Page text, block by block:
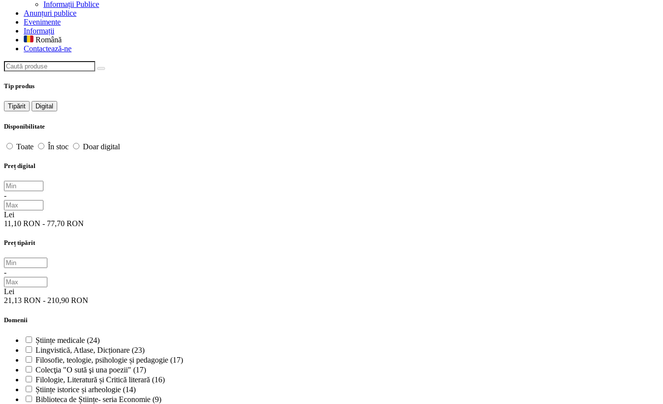
Informații Publice
Anunțuri publice
Evenimente
Informații
Română
Contactează-ne
Caută produse
Tip produs
Tipărit Digital
Disponibilitate
Toate În stoc Doar digital
Preț digital
-
Lei
11,10 RON - 77,70 RON
Preț tipărit
-
Lei
21,13 RON - 210,90 RON
Domenii
Științe medicale (24)
Lingvistică, Atlase, Dicționare (23)
Filosofie, teologie, psihologie și pedagogie (17)
Colecţia "O sută şi una poezii" (17)
Filologie, Literatură și Critică literară (16)
Științe istorice și arheologie (14)
Biblioteca de Științe- seria Economie (9)